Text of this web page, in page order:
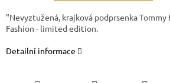
"Nevyztužená, krajková podprsenka
Fashion - limited edition.
Detailní informace